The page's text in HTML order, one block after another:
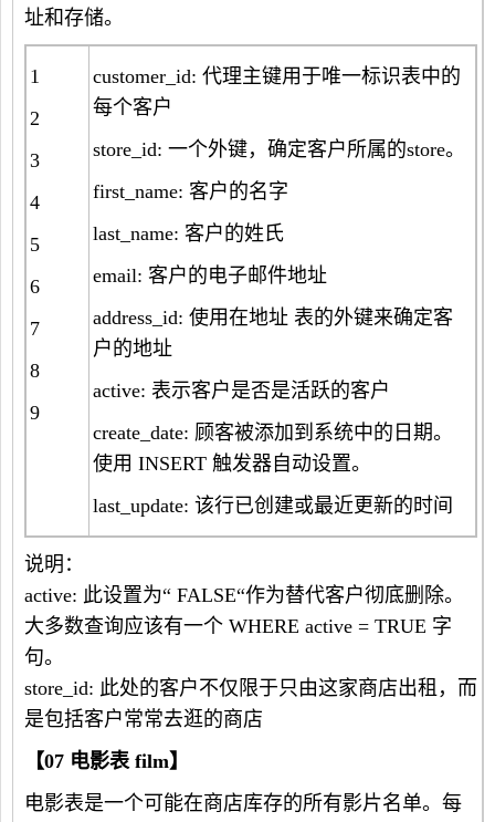
址和存储。
1
2
3
4
5
6
7
8
9
customer_id: 代理主键用于唯一标识表中的
每个客户
store_id: 一个外键，确定客户所属的store。
first_name: 客户的名字
last_name: 客户的姓氏
email: 客户的电子邮件地址
address_id: 使用在地址 表的外键来确定客
户的地址
active: 表示客户是否是活跃的客户
create_date: 顾客被添加到系统中的日期。
使用 INSERT 触发器自动设置。
last_update: 该行已创建或最近更新的时间
说明：
active: 此设置为“ FALSE“作为替代客户彻底删除。
大多数查询应该有一个 WHERE active = TRUE 字
句。
store_id: 此处的客户不仅限于只由这家商店出租，而
是包括客户常常去逛的商店
【07 电影表film】
电影表是一个可能在商店库存的所有影片名单。每